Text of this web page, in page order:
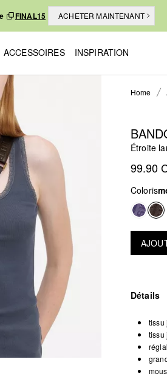
FINAL15 ACHETER MAINTENANT
ACCESSOIRES INSPIRATION
Home
Étroite
99.90
Coloris
Détails
tissu
tissu